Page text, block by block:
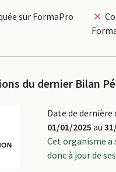
sur FormaPro
du dernier Bilan
Date de dernière
01/01/2025 au
Cet organisme
donc à jour de